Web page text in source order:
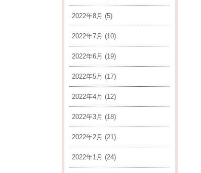
2022年8月 (5)
2022年7月 (10)
2022年6月 (19)
2022年5月 (17)
2022年4月 (12)
2022年3月 (18)
2022年2月 (21)
2022年1月 (24)